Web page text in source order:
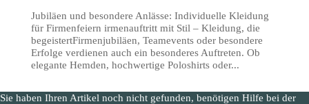
Jubiläen und besondere Anlässe: Individuelle Kleidung
für Firmenfeiern irmenauftritt mit Stil – Kleidung, die
begeistertFirmenjubiläen, Teamevents oder besondere
Erfolge verdienen auch ein besonderes Auftreten. Ob
elegante Hemden, hochwertige Poloshirts oder...
Sie haben Ihren Artikel noch nicht gefunden, benötigen Hilfe bei der